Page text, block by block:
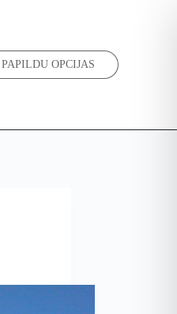
PAPILDU OPCIJAS